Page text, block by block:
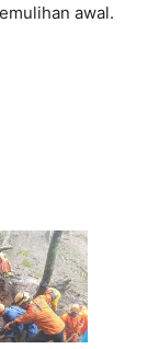
awal.